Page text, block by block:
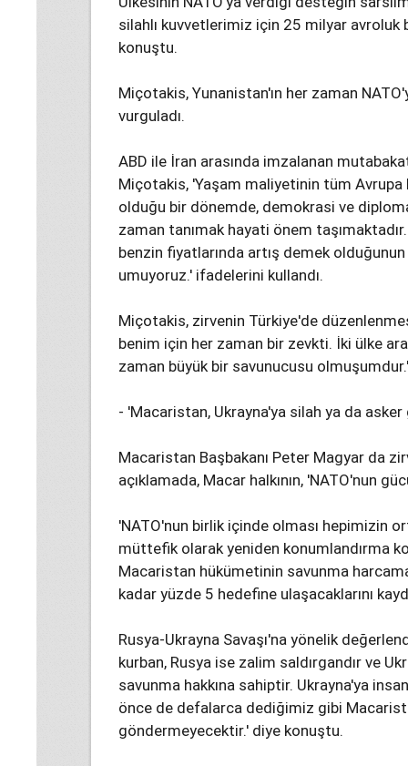
silahlı kuvvetlerimiz için 25 milyar
konuştu.
Miçotakis, Yunanistan'ın her zaman
vurguladı.
ABD ile İran arasında imzalanan
Miçotakis, 'Yaşam maliyetinin tüm
olduğu bir dönemde, demokrasi ve
zaman tanımak hayati önem
benzin fiyatlarında artış demek olduğunun
umuyoruz.' ifadelerini kullandı.
Miçotakis, zirvenin Türkiye'de
benim için her zaman bir zevkti. İki ülke
zaman büyük bir savunucusu
- 'Macaristan, Ukrayna'ya silah ya da
Macaristan Başbakanı Peter Magyar da
açıklamada, Macar halkının, 'NATO'nun
'NATO'nun birlik içinde olması hepimizin
müttefik olarak yeniden konumlandırma
Macaristan hükümetinin savunma
kadar yüzde 5 hedefine ulaşacaklarını
Rusya-Ukrayna Savaşı'na yönelik
kurban, Rusya ise zalim saldırgandır ve
savunma hakkına sahiptir. Ukrayna'ya
önce de defalarca dediğimiz gibi
göndermeyecektir.' diye konuştu.